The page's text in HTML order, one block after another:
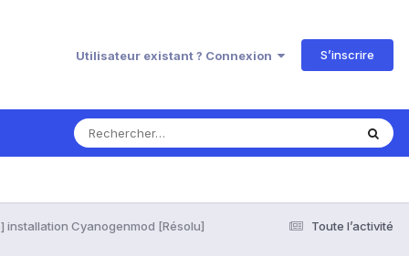
Utilisateur existant ? Connexion S’inscrire
Toute l’activité
installation Cyanogenmod [Résolu]